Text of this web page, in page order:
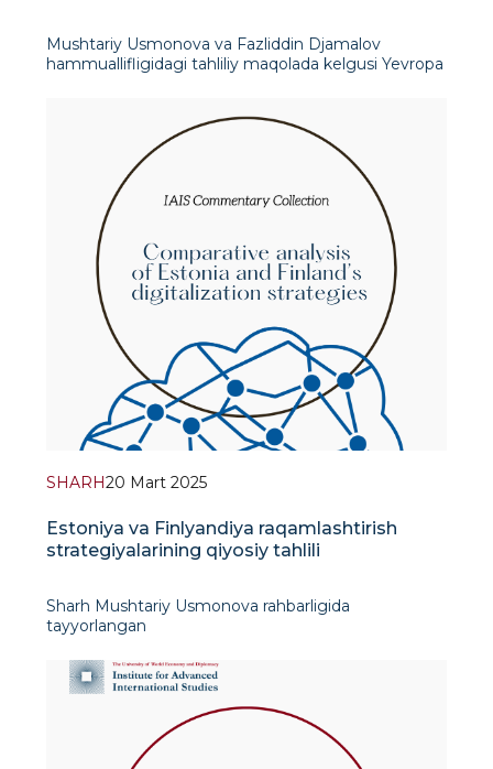
Mushtariy Usmonova va Fazliddin Djamalov
hammuallifligidagi tahliliy maqolada kelgusi Yevropa
Markaziy Osiyo davlatlari o‘rtasidagi aloq
SHARH20 Mart 2025
Estoniya va Finlyandiya raqamlashtirish
strategiyalarining qiyosiy tahlili
Sharh Mushtariy Usmonova rahbarligida
tayyorlangan
Jahon iqtisodiyoti va diplomatiya universiteti
to‘rtinchi kurs talabasi, IXTI Yevropa tadqiqotlari
markazi amaliyotchisi Parvina Kuchmurodova
tomonidan tayyorlangan sharhda Estoniya